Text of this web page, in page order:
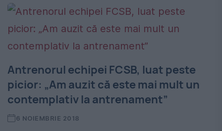
Antrenorul echipei FCSB, luat peste
picior: „Am auzit că este mai mult un
contemplativ la antrenament”
6 NOIEMBRIE 2018